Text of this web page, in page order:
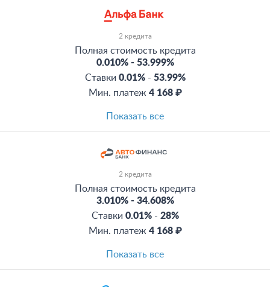
2 кредита
Полная стоимость кредита
0.010%- 53.999%
Ставки 0.01% - 53.99%
Мин. платеж 4 168 ₽
Показать все
2 кредита
Полная стоимость кредита
3.010%- 34.608%
Ставки 0.01% - 28%
Мин. платеж 4 168 ₽
Показать все